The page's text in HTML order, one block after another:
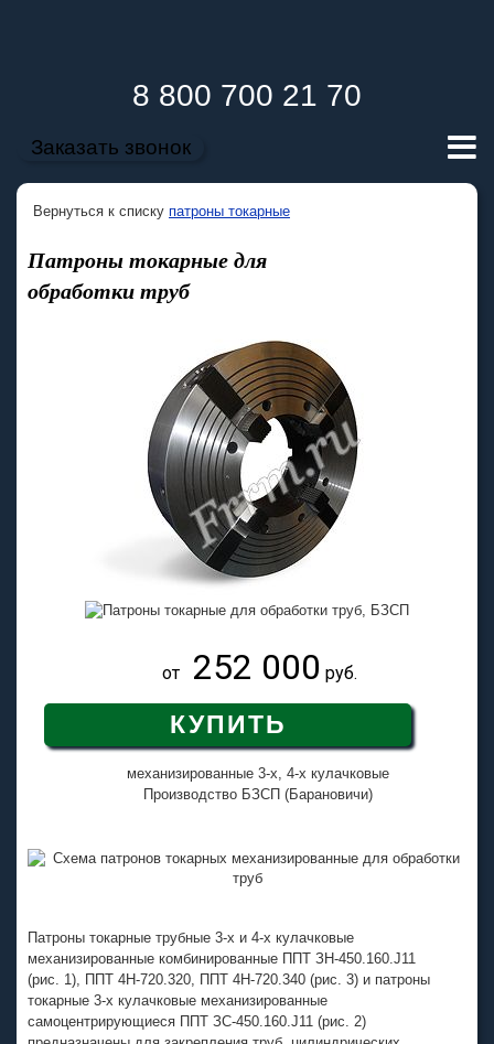
8 800 700 21 70
Заказать звонок
Вернуться к списку патроны токарные
Патроны токарные для
обработки труб
от 252 000 руб.
КУПИТЬ
механизированные 3-х, 4-х кулачковые
Производство БЗСП (Барановичи)
Патроны токарные трубные 3-х и 4-х кулачковые
механизированные комбинированные ППТ ЗН-450.160.J11
(рис. 1), ППТ 4Н-720.320 ППТ 4Н-720.340 (рис. 3) и патроны
токарные 3-х кулачковые механизированные
самоцентрирующиеся ППТ ЗС-450.160.J11 (рис. 2)